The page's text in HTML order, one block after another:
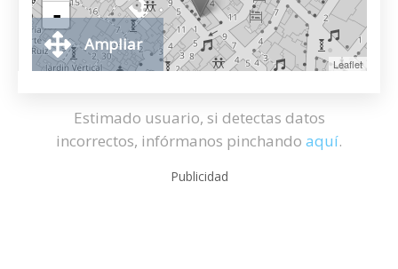
-
Leaflet
Ampliar
Estimado usuario, si detectas datos
incorrectos, infórmanos pinchando aquí.
Publicidad